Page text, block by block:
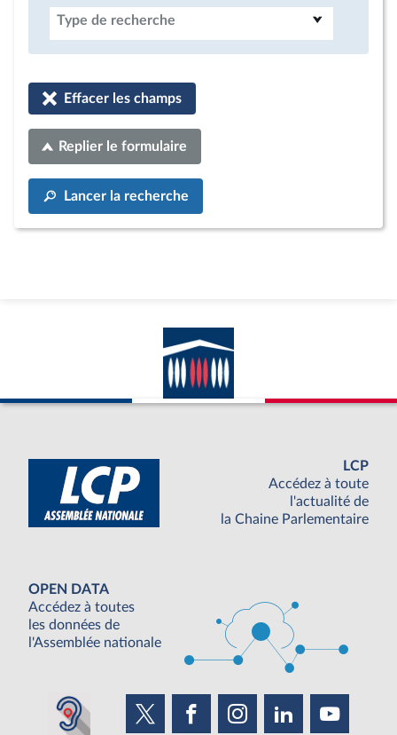
Type de recherche
Effacer les champs
Replier le formulaire
Lancer la recherche
LCP
Accédez à toute
l'actualité de
la Chaine Parlementaire
OPEN DATA
Accédez à toutes
les données de
l'Assemblée nationale